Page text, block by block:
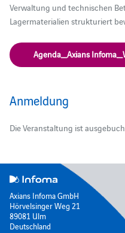
Verwaltung und technischen
Lagermaterialien strukturiert
Agenda_Axians
Anmeldung
Die Veranstaltung ist
Axians Infoma GmbH
Hörvelsinger Weg 21
89081 Ulm
Deutschland